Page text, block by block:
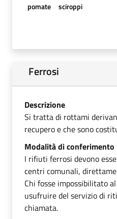
pomate
sciroppi
Ferrosi
Descrizione
Si tratta di rottami
recupero e che sono
Modalità di conferimento
I rifiuti ferrosi devono
centri comunali,
Chi fosse impossibilitato
usufruire del servizio di
chiamata.